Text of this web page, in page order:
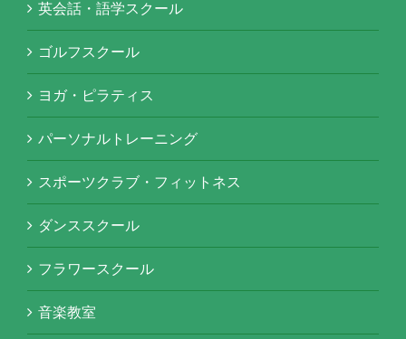
英会話・語学スクール
ゴルフスクール
ヨガ・ピラティス
パーソナルトレーニング
スポーツクラブ・フィットネス
ダンススクール
フラワースクール
音楽教室